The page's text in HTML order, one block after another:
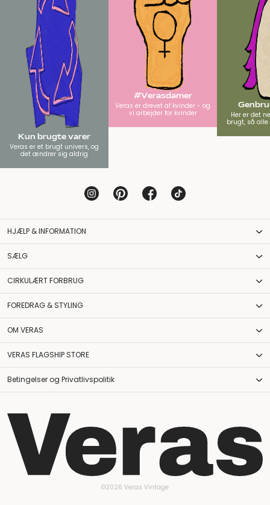
Kun brugte varer
Veras er et brugt univers, og
det ændrer sig aldrig
#Verasdamer
Veras er drevet af kvinder - og
vi arbejder for kvinder
Her er det
brugt, så
HJÆLP & INFORMATION
SÆLG
CIRKULÆRT FORBRUG
FOREDRAG & STYLING
OM VERAS
VERAS FLAGSHIP STORE
Betingelser og Privatlivspolitik
©2026 Veras Vintage